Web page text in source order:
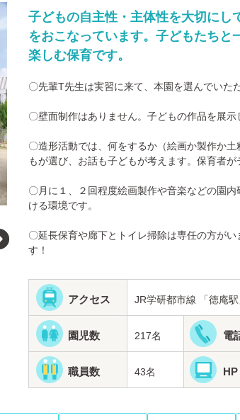
子どもの自主性・主体性を大切にし
をおこなっています。子どもたちと
楽しむ保育です。
〇先輩T先生は実習に来て、本園を選んでいた
〇壁面制作はありません。子どもの作品を展示
〇造形活動では、何をするか（絵画か製作か
もが選び、お話も子どもが考えます。保育者が
〇月に１、２回程度絵画製作や音楽などの園
ける環境です。
〇延長保育や廊下とトイレ掃除は専任の方が
す！
アクセス JR学研都市線 「徳庵駅
園児数 217名 電
職員数 43名 HP